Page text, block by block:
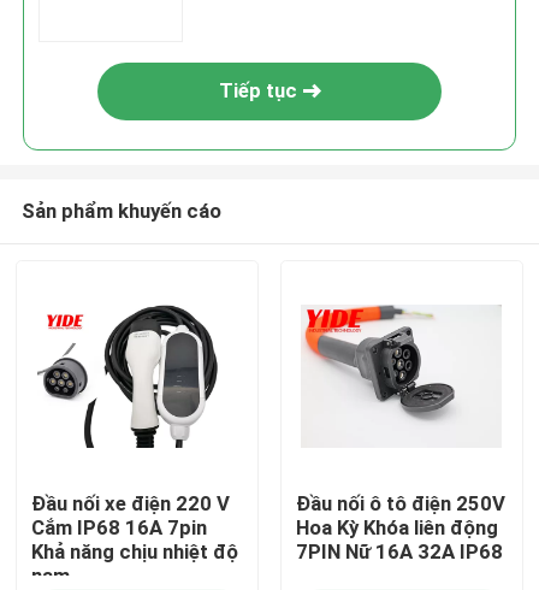
Tiếp tục
Sản phẩm khuyến cáo
Đầu nối xe điện 220 V
Cắm IP68 16A 7pin
Khả năng chịu nhiệt độ
nam
Đầu nối ô tô điện 250V
Hoa Kỳ Khóa liên động
7PIN Nữ 16A 32A IP68